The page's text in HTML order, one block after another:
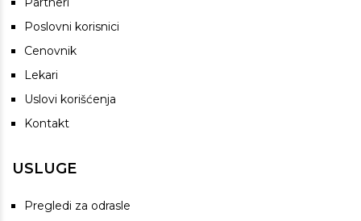
Poslovni korisnici
Cenovnik
Lekari
Uslovi korišćenja
Kontakt
USLUGE
Pregledi za odrasle